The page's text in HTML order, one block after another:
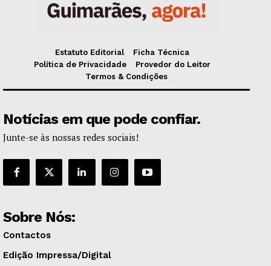
Estatuto Editorial
Ficha Técnica
Política de Privacidade
Provedor do Leitor
Termos & Condições
Notícias em que pode confiar.
Junte-se às nossas redes sociais!
Sobre Nós:
Contactos
Edição Impressa/Digital